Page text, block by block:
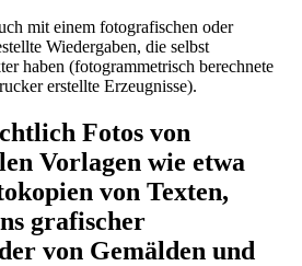
mit einem fotografischen oder
Wiedergaben, die selbst
haben (fotogrammetrisch berechnete
erstellte Erzeugnisse).
Fotos von
Vorlagen wie etwa
von Texten,
grafischer
von Gemälden und